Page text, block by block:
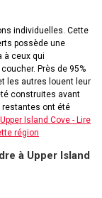
individuelles. Cette
possède une
à ceux qui
Près de 95%
les autres louent leur
construites avant
restantes ont été
Upper Island Cove - Lire
région
à Upper Island